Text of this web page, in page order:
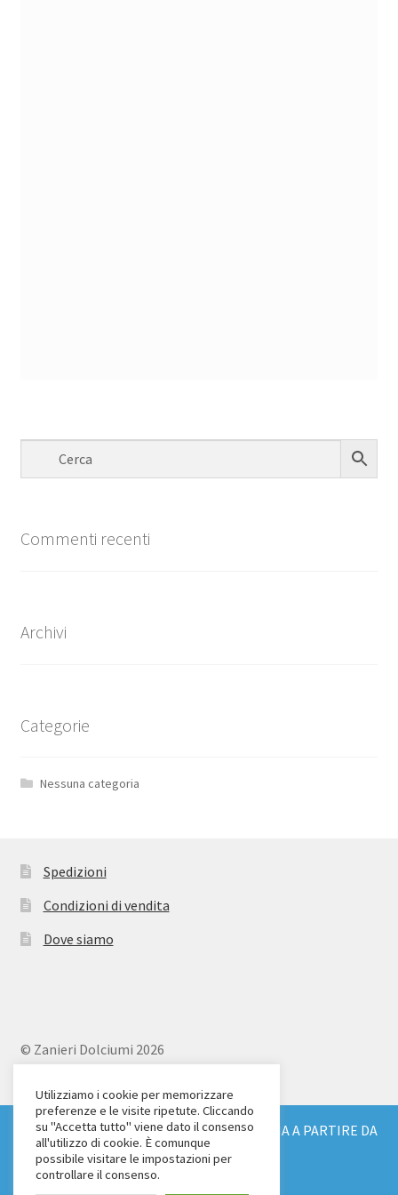
SPEDIZIONE GRATUITA IN TUTTA ITALIA A PARTIRE DA
€ 150
Ignora
Commenti recenti
Archivi
Categorie
Nessuna categoria
Spedizioni
Condizioni di vendita
Dove siamo
© Zanieri Dolciumi 2026
Via Alfieri 18
Scandicci (FI)
Tel. 055 2571707
C.F. e P.IVA: 04904430487
Utilizziamo i cookie per memorizzare
preferenze e le visite ripetute. Cliccando
su "Accetta tutto" viene dato il consenso
all'utilizzo di cookie. È comunque
possibile visitare le impostazioni per
controllare il consenso.